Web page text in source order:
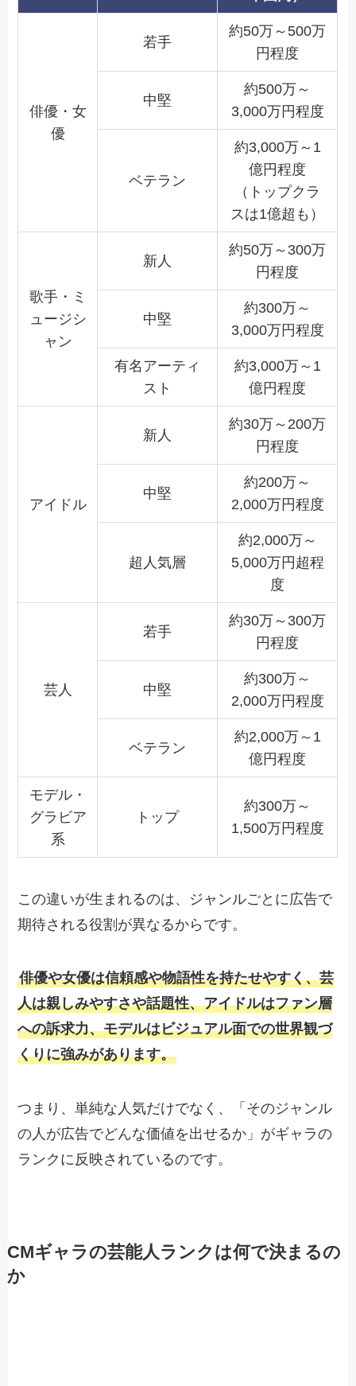
俳優・女
優
若手
約50万～500万
円程度
中堅
約500万～
3,000万円程度
ベテラン
約3,000万～1
億円程度
（トップクラ
スは1億超も）
歌手・ミ
ュージシ
ャン
新人
約50万～300万
円程度
中堅
約300万～
3,000万円程度
有名アーティ
スト
約3,000万～1
億円程度
アイドル
新人
約30万～200万
円程度
中堅
約200万～
2,000万円程度
超人気層
約2,000万～
5,000万円超程
度
芸人
若手
約30万～300万
円程度
中堅
約300万～
2,000万円程度
ベテラン
約2,000万～1
億円程度
モデル・
グラビア
系
トップ
約300万～
1,500万円程度
この違いが生まれるのは、ジャンルごとに広告で
期待される役割が異なるからです。
俳優や女優は信頼感や物語性を持たせやすく、芸
人は親しみやすさや話題性、アイドルはファン層
への訴求力、モデルはビジュアル面での世界観づ
くりに強みがあります。
つまり、単純な人気だけでなく、「そのジャンル
の人が広告でどんな価値を出せるか」がギャラの
ランクに反映されているのです。
CMギャラの芸能人ランクは何で決まるの
か